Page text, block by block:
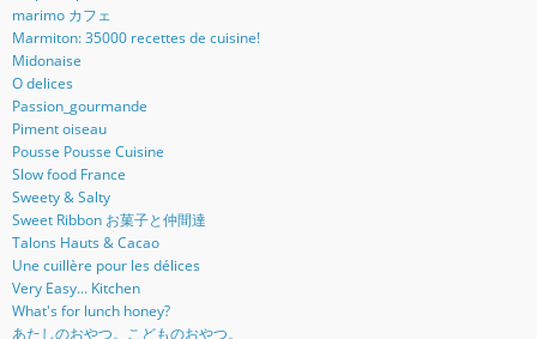
marimo カフェ
Marmiton: 35000 recettes de cuisine!
Midonaise
O delices
Passion_gourmande
Piment oiseau
Pousse Pousse Cuisine
Slow food France
Sweety & Salty
Sweet Ribbon お菓子と仲間達
Talons Hauts & Cacao
Une cuillère pour les délices
Very Easy... Kitchen
What's for lunch honey?
あたしのおやつ。こどものおやつ。